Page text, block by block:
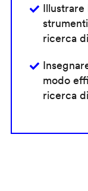
ricerca
modo
ricerca